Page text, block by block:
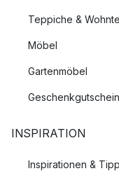
Teppiche &
Möbel
Gartenmöbel
INSPIRATION
Inspirationen &